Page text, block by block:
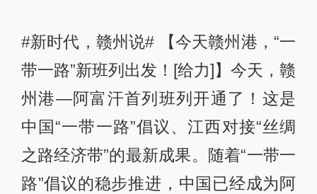
#新时代，赣州说# 【今天赣州港，“一
带一路”新班列出发！[给力]】今天，赣
州港—阿富汗首列班列开通了！这是
中国“一带一路”倡议、江西对接“丝绸
之路经济带”的最新成果。随着“一带一
路”倡议的稳步推进，中国已经成为阿